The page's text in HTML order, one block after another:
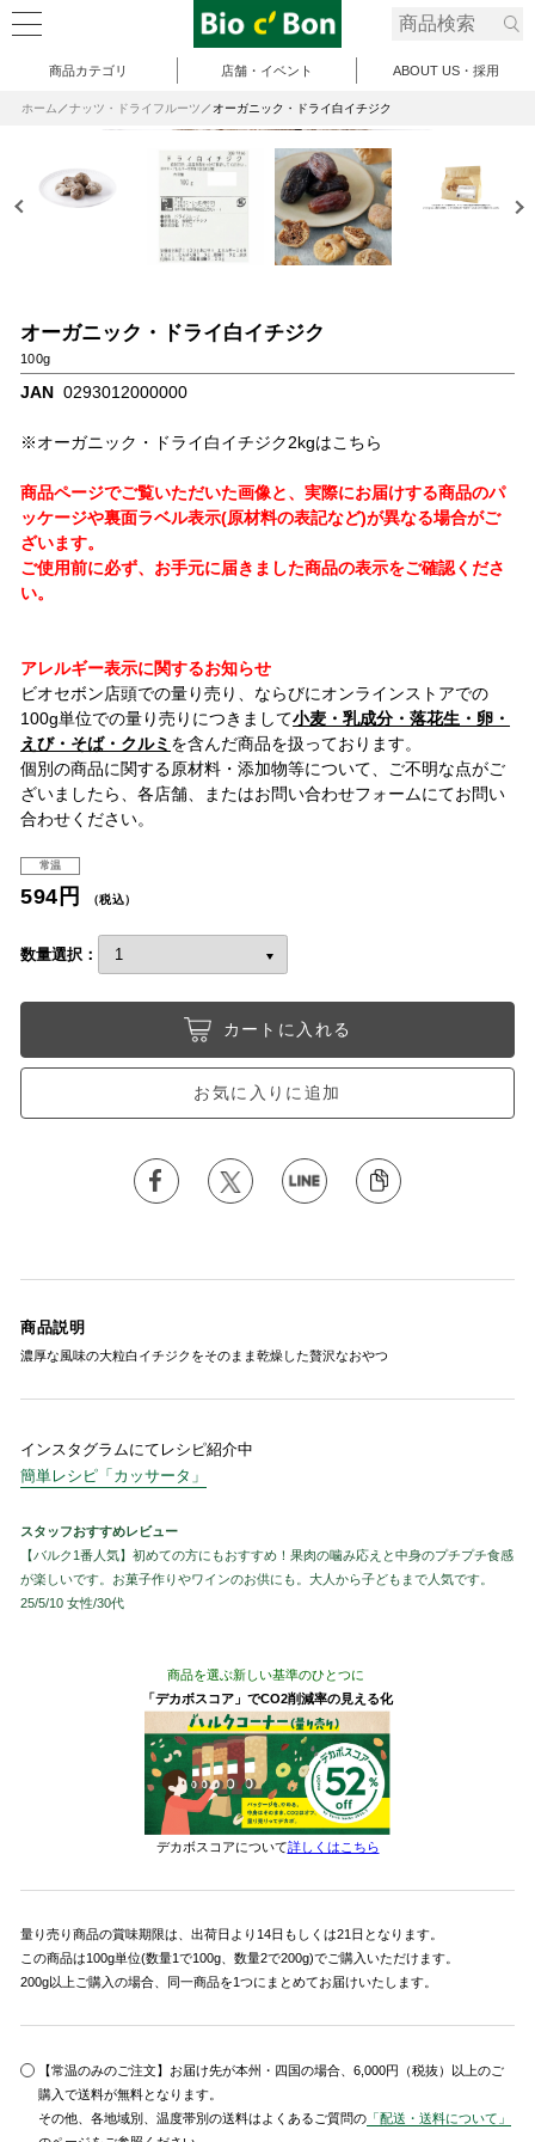
商品カテゴリ 店舗・イベント ABOUT US・採用
ホーム ナッツ・ドライフルーツ オーガニック・ドライ白イチジク
オーガニック・ドライ白イチジク
100g
JAN 0293012000000
※オーガニック・ドライ白イチジク2kgはこちら
商品ページでご覧いただいた画像と、実際にお届けする商品のパ
ッケージや裏面ラベル表示(原材料の表記など)が異なる場合がご
ざいます。
ご使用前に必ず、お手元に届きました商品の表示をご確認くださ
い。
アレルギー表示に関するお知らせ
ビオセボン店頭での量り売り、ならびにオンラインストアでの
100g単位での量り売りにつきまして小麦・乳成分・落花生・卵・
えび・そば・クルミ を含んだ商品を扱っております。
個別の商品に関する原材料・添加物等について、ご不明な点がご
ざいましたら、各店舗、またはお問い合わせフォームにてお問い
合わせください。
常温
594円 （税込）
数量選択：
カートに入れる
お気に入りに追加
商品説明
濃厚な風味の大粒白イチジクをそのまま乾燥した贅沢なおやつ
インスタグラムにてレシピ紹介中
簡単レシピ「カッサータ」
スタッフおすすめレビュー
【バルク1番人気】初めての方にもおすすめ！果肉の噛み応えと中身のプチプチ食感
が楽しいです。お菓子作りやワインのお供にも。大人から子どもまで人気です。
25/5/10 女性/30代
商品を選ぶ新しい基準のひとつに
「デカボスコア」でCO2削減率の見える化
デカボスコアについて詳しくはこちら
量り売り商品の賞味期限は、出荷日より14日もしくは21日となります。
この商品は100g単位(数量1で100g、数量2で200g)でご購入いただけます。
200g以上ご購入の場合、同一商品を1つにまとめてお届けいたします。
【常温のみのご注文】お届け先が本州・四国の場合、6,000円（税抜）以上のご
購入で送料が無料となります。
その他、各地域別、温度帯別の送料はよくあるご質問の 「配送・送料について」